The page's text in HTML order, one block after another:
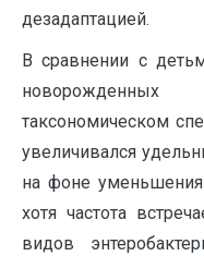
дезадаптацией.
В сравнении с
таксономическом
увеличивался
на фоне
хотя частота
видов